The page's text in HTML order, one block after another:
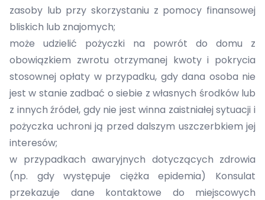
zasoby lub przy skorzystaniu z pomocy finansowej
bliskich lub znajomych;
może udzielić pożyczki na powrót do domu z
obowiązkiem zwrotu otrzymanej kwoty i pokrycia
stosownej opłaty w przypadku, gdy dana osoba nie
jest w stanie zadbać o siebie z własnych środków lub
z innych źródeł, gdy nie jest winna zaistniałej sytuacji i
pożyczka uchroni ją przed dalszym uszczerbkiem jej
interesów;
w przypadkach awaryjnych dotyczących zdrowia
(np. gdy występuje ciężka epidemia) Konsulat
przekazuje dane kontaktowe do miejscowych